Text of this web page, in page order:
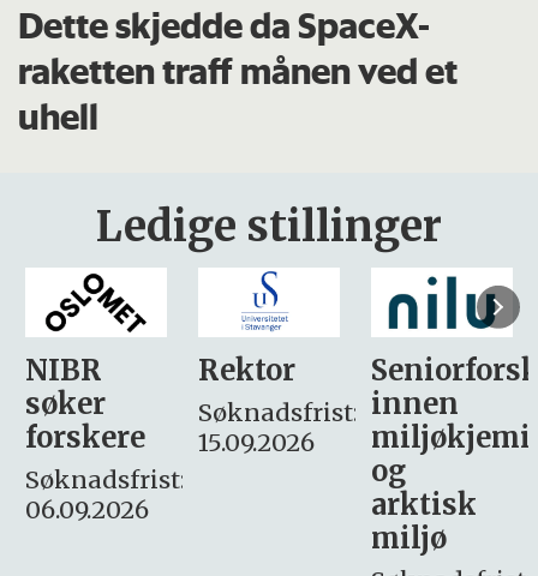
Dette skjedde da SpaceX-
raketten traff månen ved et
uhell
Ledige stillinger
Rektor
Søknadsfrist:
15.09.2026
Seniorforsker
innen
miljøkjemi
søker
– fast
Søknadsfrist:
16. august.